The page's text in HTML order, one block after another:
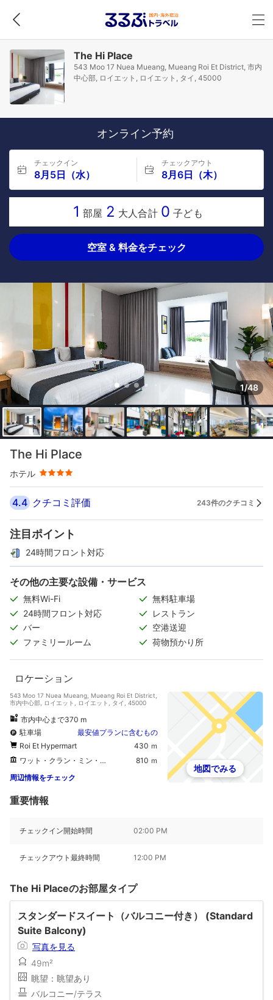
The Hi Place
543 Moo 17 Nuea Mueang, Mueang Roi Et District, 市内
中心部, ロイエット, ロイエット, タイ, 45000
オンライン予約
チェックイン
8月5日（水）
チェックアウト
8月6日（木）
1 部屋 2 大人合計 0 子ども
空室 & 料金をチェック
1/48
The Hi Place
ホテル
星評価 4つ星
4.4 クチコミ評価 243件のクチコミ
注目ポイント
24時間フロント対応
その他の主要な設備・サービス
無料Wi-Fi
無料駐車場
24時間フロント対応
レストラン
バー
空港送迎
ファミリールーム
荷物預かり所
ロケーション
543 Moo 17 Nuea Mueang, Mueang Roi Et District,
市内中心部, ロイエット, ロイエット, タイ, 45000
市内中心まで370 m
駐車場
最安値プランに含むもの
Roi Et Hypermart
430 ｍ
ワット・クラン・ミン・ムアン
810 ｍ
周辺情報をチェック
地図でみる
重要情報
チェックイン開始時間 02:00 PM
チェックアウト最終時間 12:00 PM
The Hi Placeのお部屋タイプ
スタンダードスイート（バルコニー付き） (Standard
Suite Balcony)
写真を見る
49m²
眺望：眺望あり
バルコニー/テラス